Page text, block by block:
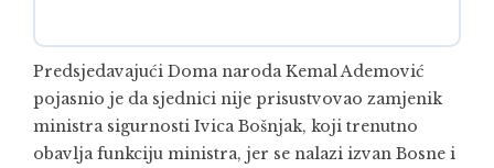
Predsjedavajući Doma naroda Kemal Ademović
pojasnio je da sjednici nije prisustvovao zamjenik
ministra sigurnosti Ivica Bošnjak, koji trenutno
obavlja funkciju ministra, jer se nalazi izvan Bosne i